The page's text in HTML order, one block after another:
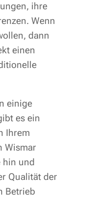
ihre
Wenn
dann
einen
einige
es ein
Ihrem
Wismar
hin und
Qualität der
Betrieb